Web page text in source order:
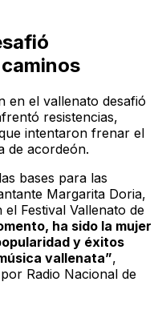
en el vallenato desafió
resistencias,
intentaron frenar el
de acordeón.
bases para las
Margarita Doria,
Festival Vallenato de
ha sido la mujer
y éxitos
vallenata”,
Radio Nacional de